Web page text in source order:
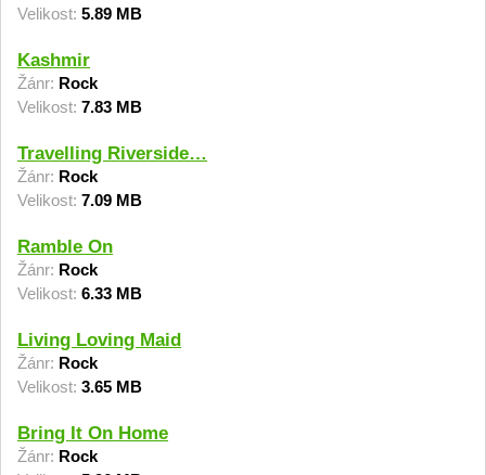
Velikost: 5.89 MB
Kashmir
Žánr: Rock
Velikost: 7.83 MB
Travelling Riverside…
Žánr: Rock
Velikost: 7.09 MB
Ramble On
Žánr: Rock
Velikost: 6.33 MB
Living Loving Maid
Žánr: Rock
Velikost: 3.65 MB
Bring It On Home
Žánr: Rock